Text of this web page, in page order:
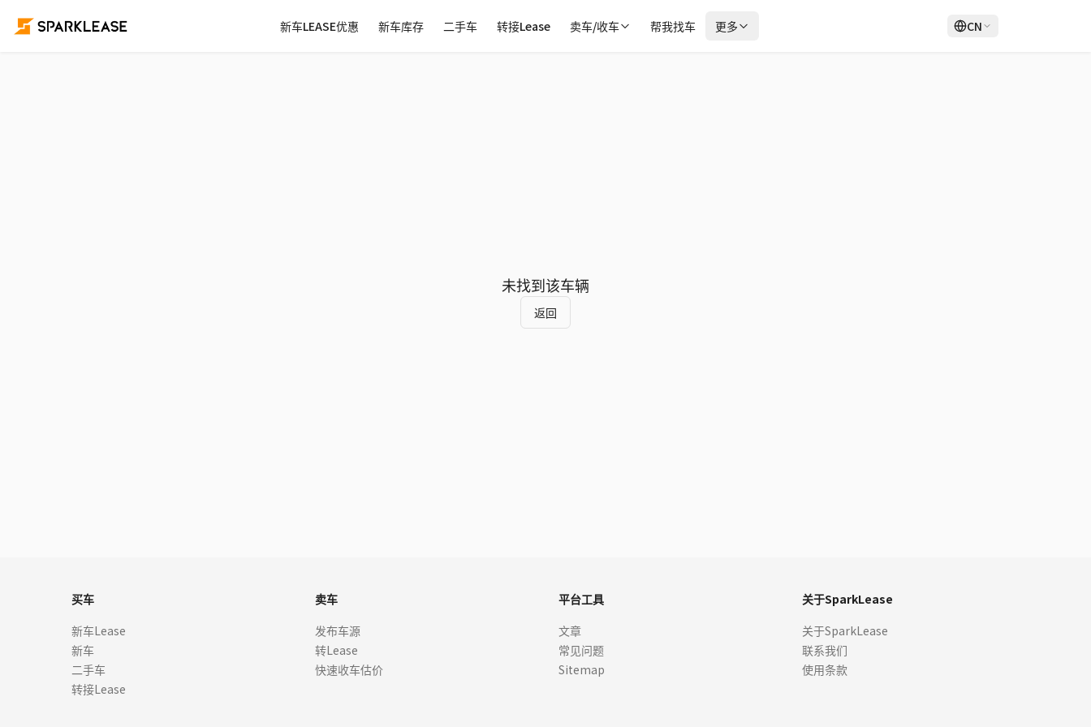
新车LEASE优惠 新车库存 二手车 转接Lease 卖车/收车 帮我找车 更多 CN
未找到该车辆
返回
买车
新车Lease
新车
二手车
转接Lease
卖车
发布车源
转Lease
快速收车估价
平台工具
文章
常见问题
Sitemap
关于SparkLease
关于SparkLease
联系我们
使用条款